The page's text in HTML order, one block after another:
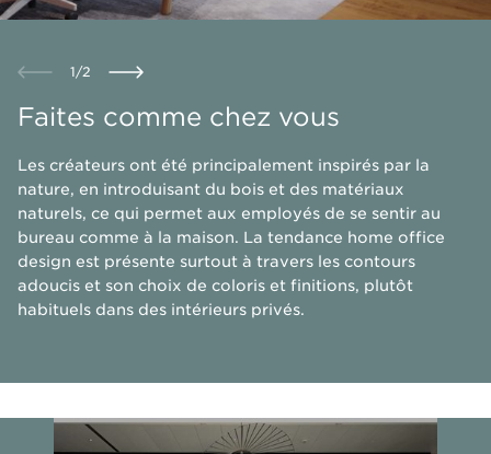
1/2
Faites comme chez vous
Les créateurs ont été principalement inspirés par la
nature, en introduisant du bois et des matériaux
naturels, ce qui permet aux employés de se sentir au
bureau comme à la maison. La tendance home office
design est présente surtout à travers les contours
adoucis et son choix de coloris et finitions, plutôt
habituels dans des intérieurs privés.